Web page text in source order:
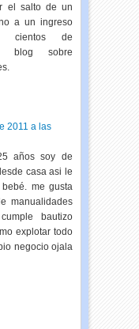
el salto de un
a un ingreso
cientos de
blog sobre
2011 a las
años soy de
casa asi le
me gusta
manualidades
bautizo
explotar todo
negocio ojala